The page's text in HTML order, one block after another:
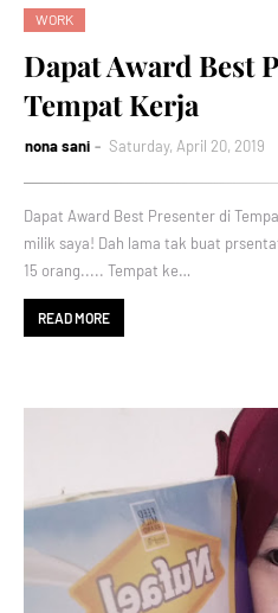
WORK
Dapat Award Best
Tempat Kerja
nona sani Saturday, April 20, 2019
Dapat Award Best Presenter di
milik saya! Dah lama tak buat
15 orang..... Tempat ke…
READ MORE